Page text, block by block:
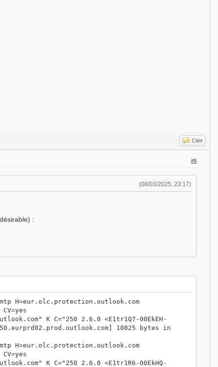
Citer
#5
(08/03/2025, 23:17)
:
H=eur.olc.protection.outlook.com
CV=yes
K C="250 2.6.0 <E1tr1Q7-00EkEH-
10825 bytes in
H=eur.olc.protection.outlook.com
CV=yes
K C="250 2.6.0 <E1tr1R6-00EkHQ-